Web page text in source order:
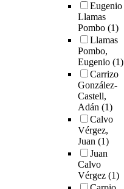
Eugenio
Llamas
Pombo (1)
Llamas
Pombo,
Eugenio (1)
Carrizo
González-
Castell,
Adán (1)
Calvo
Vérgez,
Juan (1)
Juan
Calvo
Vérgez (1)